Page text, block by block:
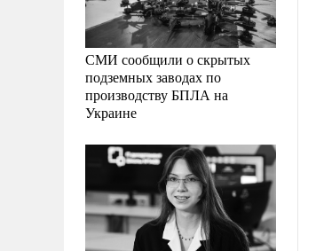
СМИ сообщили о скрытых
подземных заводах по
производству БПЛА на
Украине